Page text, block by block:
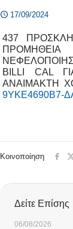
17/09/2024
437
BILLI CAL
ΑΝΑΙΜΑΚΤΗ
9ΥΚΕ4690Β7-
Κοινοποίηση
Δείτε Επίσης
06/08/2026